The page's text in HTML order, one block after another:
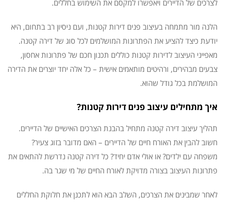
לצרכים של הדיירים ויאפשרו למקסם את השימוש בחללים.
הלנה מור מתמחה בעיצוב פנים דירות קטנות, ועם ניסיון רב בתחום, היא
יודעת כיצד להציע את הפתרונות המושלמים לכל סוג של דירה קטנה.
מאפייני העיצוב לדירות קטנות כוללים תכנון חכם של פתרונות אחסון,
צבעים מבהירים, ורהיטים מותאמים אישית – כל אלה יחד יוצרים את הדירה
המושלמת בכל גודל שהוא.
איך מתחילים עיצוב פנים דירות קטנות?
תהליך עיצוב דירה קטנה מתחיל בהבנת הצרכים האישיים של הדיירים.
חשוב להבין את האורח חיים של הדיירים – האם מדובר בזוג צעיר?
משפחה עם ילדים? או אולי אדם יחיד? כל דירה קטנה נדרשת להתאים את
פתרונות העיצוב בצורה מדויקת לאורח החיים של מי שגר בה.
לאחר שמבינים את הצרכים, השלב הבא הוא לתכנן את חלוקת החללים